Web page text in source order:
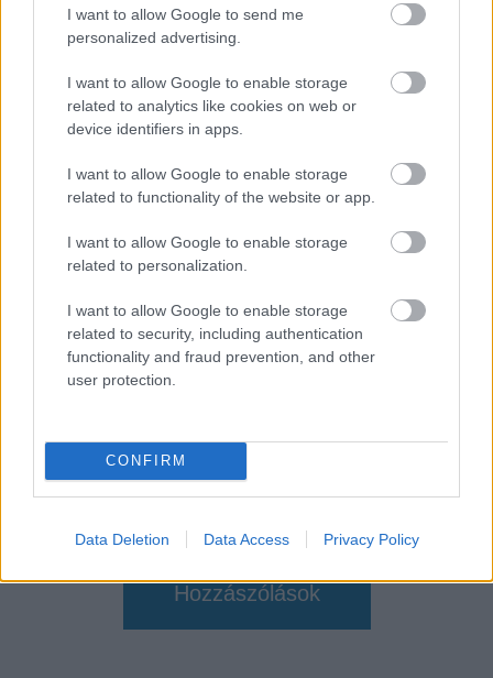
I want to allow Google to send me
personalized advertising.
I want to allow Google to enable storage
related to analytics like cookies on web or
device identifiers in apps.
I want to allow Google to enable storage
related to functionality of the website or app.
I want to allow Google to enable storage
related to personalization.
I want to allow Google to enable storage
related to security, including authentication
functionality and fraud prevention, and other
user protection.
CONFIRM
Data Deletion Data Access Privacy Policy
csaták közti intermezzók
ütős multiplayer
AMI NEM TETSZETT
túlszerkesztett egyjátékos pályák
műfaján belül nulla innováció
Hozzászólások